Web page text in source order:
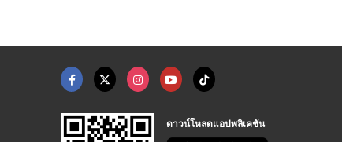
ดาวน์โหลดแอปพลิเคชัน